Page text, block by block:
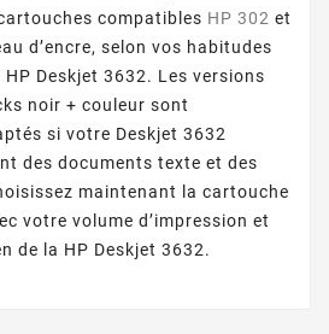
compatibles HP 302 et
d’encre, selon vos habitudes
HP Deskjet 3632. Les versions
noir + couleur sont
si votre Deskjet 3632
des documents texte et des
maintenant la cartouche
votre volume d’impression et
de la HP Deskjet 3632.